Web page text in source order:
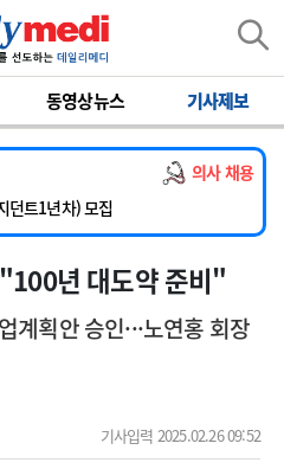
동영상뉴스 기사제보
의사 채용
모집
임기제 임상의사 채용
응급전담) 계약직 의사 공개채용
) 직원모집
던트1년차) 모집
모집
임기제 임상의사 채용
년 대도약 준비"
획안 승인···노연홍 회장
기사입력 2025.02.26 09:52